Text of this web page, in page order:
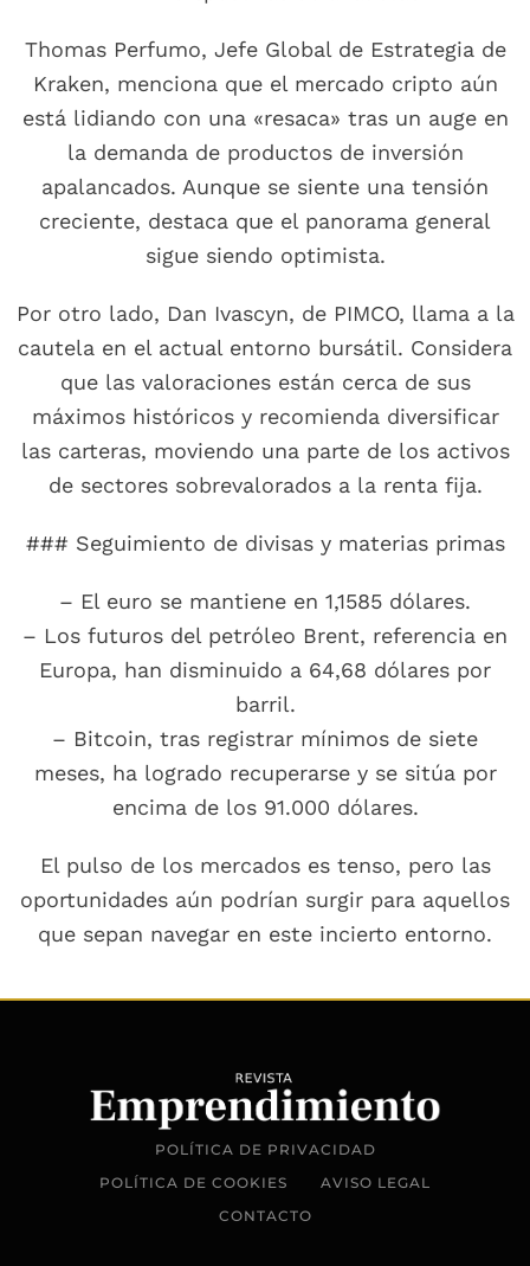
Thomas Perfumo, Jefe Global de Estrategia de
Kraken, menciona que el mercado cripto aún
está lidiando con una «resaca» tras un auge en
la demanda de productos de inversión
apalancados. Aunque se siente una tensión
creciente, destaca que el panorama general
sigue siendo optimista.
Por otro lado, Dan Ivascyn, de PIMCO, llama a la
cautela en el actual entorno bursátil. Considera
que las valoraciones están cerca de sus
máximos históricos y recomienda diversificar
las carteras, moviendo una parte de los activos
de sectores sobrevalorados a la renta fija.
### Seguimiento de divisas y materias primas
– El euro se mantiene en 1,1585 dólares.
– Los futuros del petróleo Brent, referencia en
Europa, han disminuido a 64,68 dólares por
barril.
– Bitcoin, tras registrar mínimos de siete
meses, ha logrado recuperarse y se sitúa por
encima de los 91.000 dólares.
El pulso de los mercados es tenso, pero las
oportunidades aún podrían surgir para aquellos
que sepan navegar en este incierto entorno.
POLÍTICA DE PRIVACIDAD
POLÍTICA DE COOKIES
AVISO LEGAL
CONTACTO